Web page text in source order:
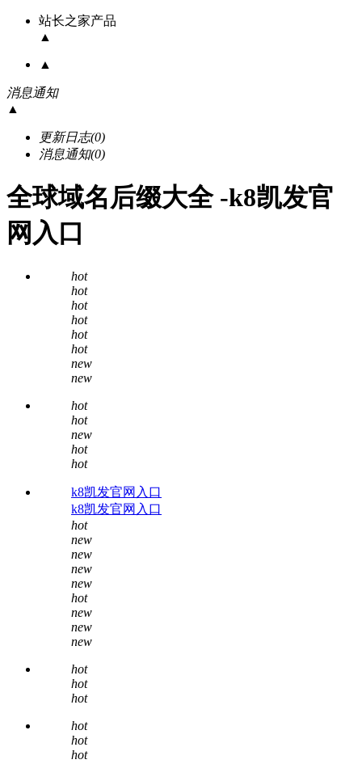
站长之家产品
▲
▲
消息通知
▲
更新日志(0)
消息通知(0)
全球域名后缀大全 -k8凯发官
网入口
hot
hot
hot
hot
hot
hot
new
new
hot
hot
new
hot
hot
k8凯发官网入口
k8凯发官网入口
hot
new
new
new
new
hot
new
new
new
hot
hot
hot
hot
hot
hot